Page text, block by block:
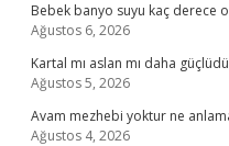
Bebek banyo suyu kaç derece
Ağustos 6, 2026
Kartal mı aslan mı daha
Ağustos 5, 2026
Avam mezhebi yoktur ne
Ağustos 4, 2026